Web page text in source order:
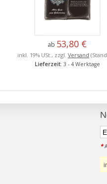
ab 53,80 €
inkl. 19% USt., zzgl. Versand
Lieferzeit: 3 - 4 Werktage
*